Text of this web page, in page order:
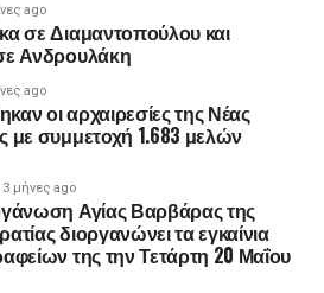
ago
σε Διαμαντοπούλου και
Ανδρουλάκη
ago
οι αρχαιρεσίες της Νέας
με συμμετοχή 1.683 μελών
3 μήνες ago
Αγίας Βαρβάρας της
διοργανώνει τα εγκαίνια
της την Τετάρτη 20 Μαΐου